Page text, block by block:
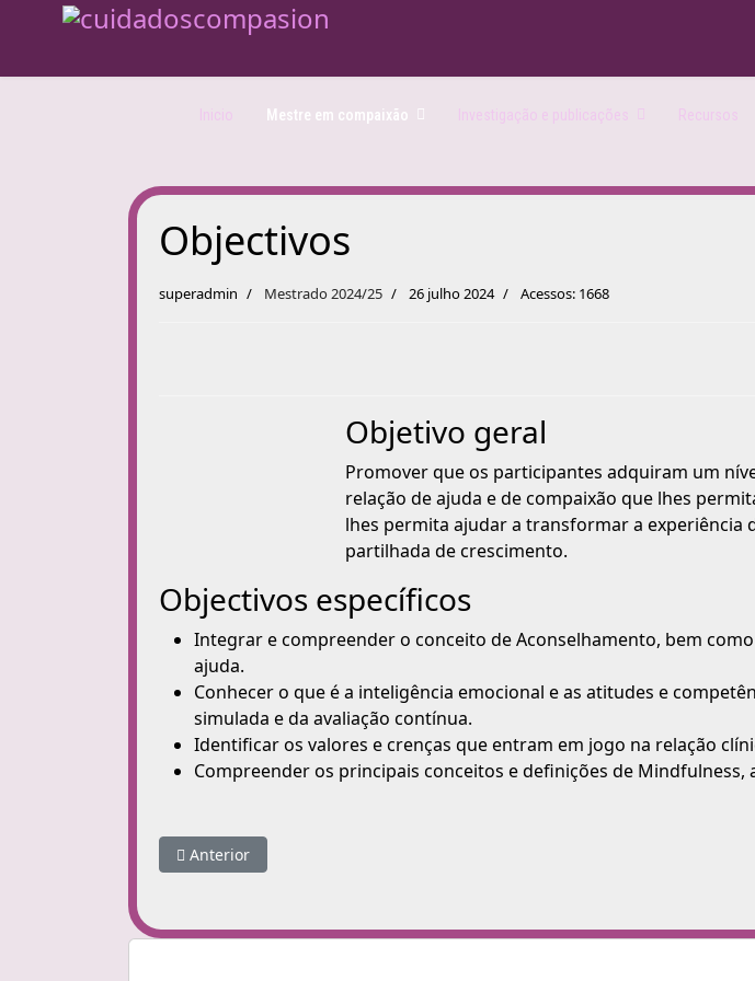
Inicio Mestre em compaixão Investigação e publicações Recursos
Objectivos
superadmin Mestrado 2024/25 26 julho 2024 Acessos: 1668
Objetivo geral
Promover que os participantes adquiram um
relação de ajuda e de compaixão que lhes
lhes permita ajudar a transformar a experiência
partilhada de crescimento.
Objectivos específicos
Integrar e compreender o conceito de Aconselhamento, bem
ajuda.
Conhecer o que é a inteligência emocional e as atitudes e
simulada e da avaliação contínua.
Identificar os valores e crenças que entram em jogo na relação
Compreender os principais conceitos e definições de Mindfulness,
Artigo anterior: Informações
Anterior